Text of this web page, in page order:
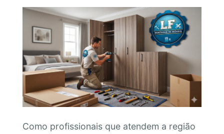
Como profissionais que atendem a região